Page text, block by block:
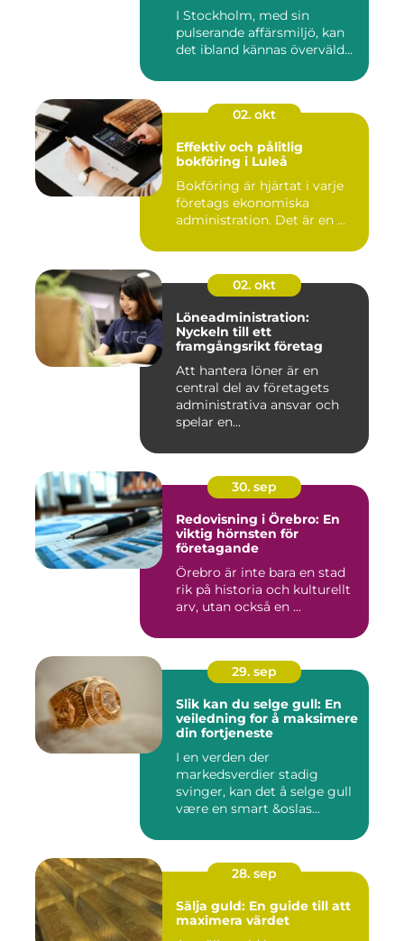
personlig service
I Stockholm, med sin
pulserande affärsmiljö, kan
det ibland kännas överväld...
02. okt
Effektiv och pålitlig
bokföring i Luleå
Bokföring är hjärtat i varje
företags ekonomiska
administration. Det är en ...
02. okt
Löneadministration:
Nyckeln till ett
framgångsrikt företag
Att hantera löner är en
central del av företagets
administrativa ansvar och
spelar en...
30. sep
Redovisning i Örebro: En
viktig hörnsten för
företagande
Örebro är inte bara en stad
rik på historia och kulturellt
arv, utan också en ...
29. sep
Slik kan du selge gull: En
veiledning for å maksimere
din fortjeneste
I en verden der
markedsverdier stadig
svinger, kan det å selge gull
være en smart &oslas...
28. sep
Sälja guld: En guide till att
maximera värdet